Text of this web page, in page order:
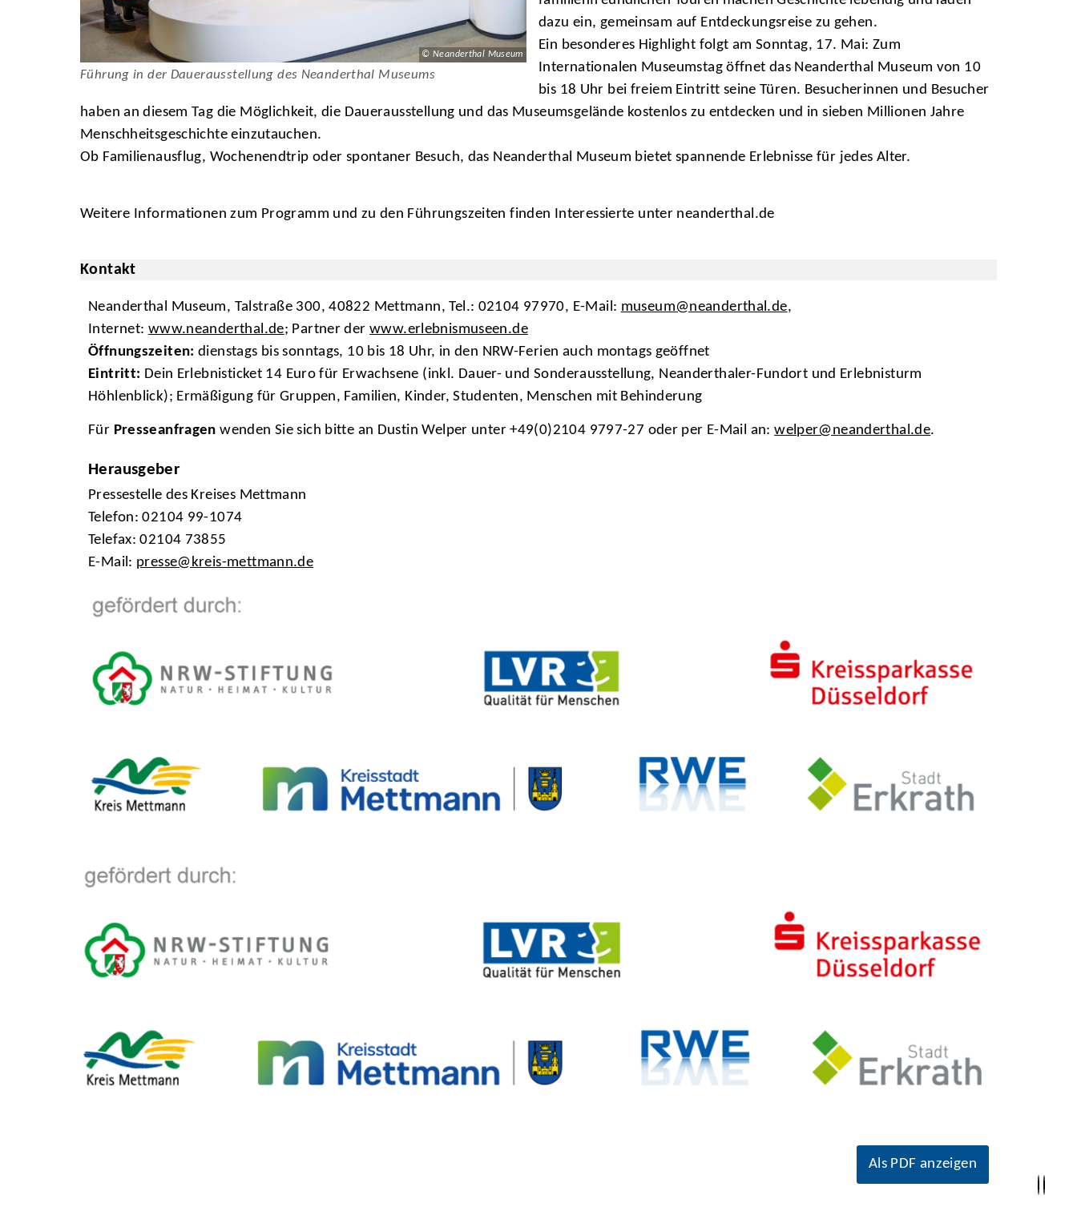
© Neanderthal Museum
Führung in der Dauerausstellung des Neanderthal Museums
dazu ein, gemeinsam auf Entdeckungsreise zu gehen.
Ein besonderes Highlight folgt am Sonntag, 17. Mai: Zum
Internationalen Museumstag öffnet das Neanderthal Museum von 10
bis 18 Uhr bei freiem Eintritt seine Türen. Besucherinnen und Besucher
haben an diesem Tag die Möglichkeit, die Dauerausstellung und das Museumsgelände kostenlos zu entdecken und in sieben Millionen Jahre
Menschheitsgeschichte einzutauchen.
Ob Familienausflug, Wochenendtrip oder spontaner Besuch, das Neanderthal Museum bietet spannende Erlebnisse für jedes Alter.
Weitere Informationen zum Programm und zu den Führungszeiten finden Interessierte unter neanderthal.de
Kontakt
Neanderthal Museum, Talstraße 300, 40822 Mettmann, Tel.: 02104 97970, E-Mail: museum@neanderthal.de,
Internet: www.neanderthal.de; Partner der www.erlebnismuseen.de
Öffnungszeiten: dienstags bis sonntags, 10 bis 18 Uhr, in den NRW-Ferien auch montags geöffnet
Eintritt: Dein Erlebnisticket 14 Euro für Erwachsene (inkl. Dauer- und Sonderausstellung, Neanderthaler-Fundort und Erlebnisturm
Höhlenblick); Ermäßigung für Gruppen, Familien, Kinder, Studenten, Menschen mit Behinderung
Für Presseanfragen wenden Sie sich bitte an Dustin Welper unter +49(0)2104 9797-27 oder per E-Mail an:welper@neanderthal.de.
Herausgeber
Pressestelle des Kreises Mettmann
Telefon: 02104 99-1074
Telefax: 02104 73855
E-Mail: presse@kreis-mettmann.de
Als PDF anzeigen